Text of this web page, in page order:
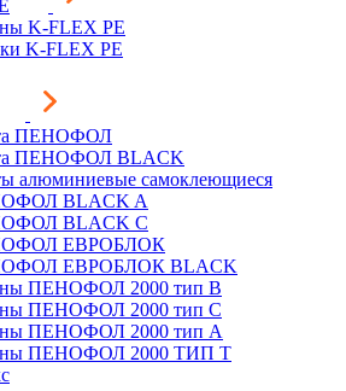
K-FLEX PE
K-FLEX PE
ПЕНОФОЛ
ПЕНОФОЛ BLACK
алюминиевые самоклеющиеся
BLACK A
BLACK С
ЕВРОБЛОК
ЕВРОБЛОК BLACK
ПЕНОФОЛ 2000 тип B
ПЕНОФОЛ 2000 тип C
ПЕНОФОЛ 2000 тип А
ПЕНОФОЛ 2000 ТИП Т